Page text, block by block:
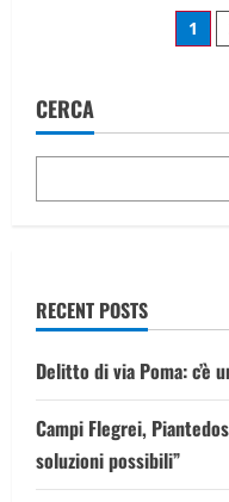
1
CERCA
RECENT POSTS
Delitto di via Poma: c’è
Campi Flegrei,
soluzioni possibili”